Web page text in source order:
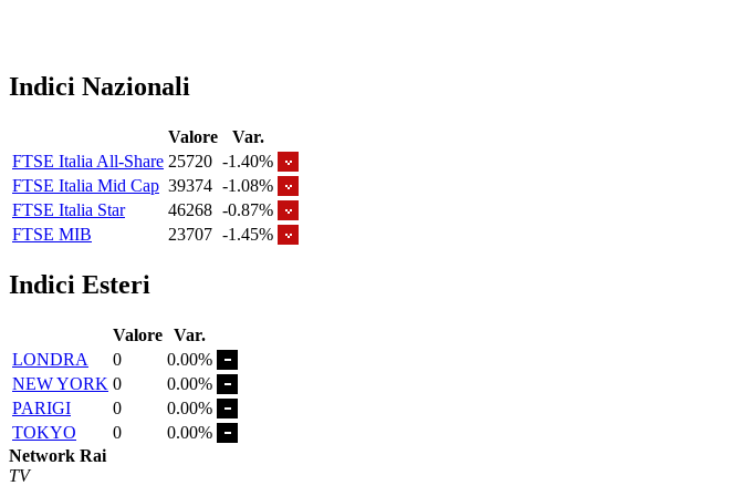
Indici Nazionali
Valore
Var.
FTSE Italia All-Share 25720 -1.40%
FTSE Italia Mid Cap 39374 -1.08%
FTSE Italia Star
46268 -0.87%
FTSE MIB
23707 -1.45%
Indici Esteri
Valore Var.
LONDRA
0
0.00%
NEW YORK 0
0.00%
PARIGI
0
0.00%
TOKYO
0
0.00%
Network Rai
TV